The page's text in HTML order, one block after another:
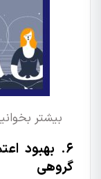
بیشتر
۶. بهبود
گروهی